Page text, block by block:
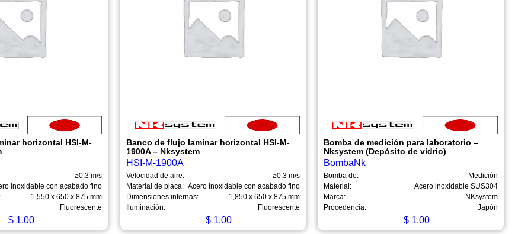
horizontal HSI-M-
≥0,3 m/s
inoxidable con acabado fino
1,550 x 650 x 875 mm
Fluorescente
$1.00
Banco de flujo laminar horizontal HSI-M-
1900A – Nksystem
HSI-M-1900A
Velocidad de aire:
≥0,3 m/s
Material de placa: Acero inoxidable con acabado fino
Dimensiones internas:
1,850 x 650 x 875 mm
Iluminación:
Fluorescente
$ 1.00
Bomba de medición para laboratorio –
Nksystem (Depósito de vidrio)
BombaNk
Bomba de:
Medición
Material:
Acero inoxidable SUS304
Marca:
NKsystem
Procedencia:
Japón
$ 1.00